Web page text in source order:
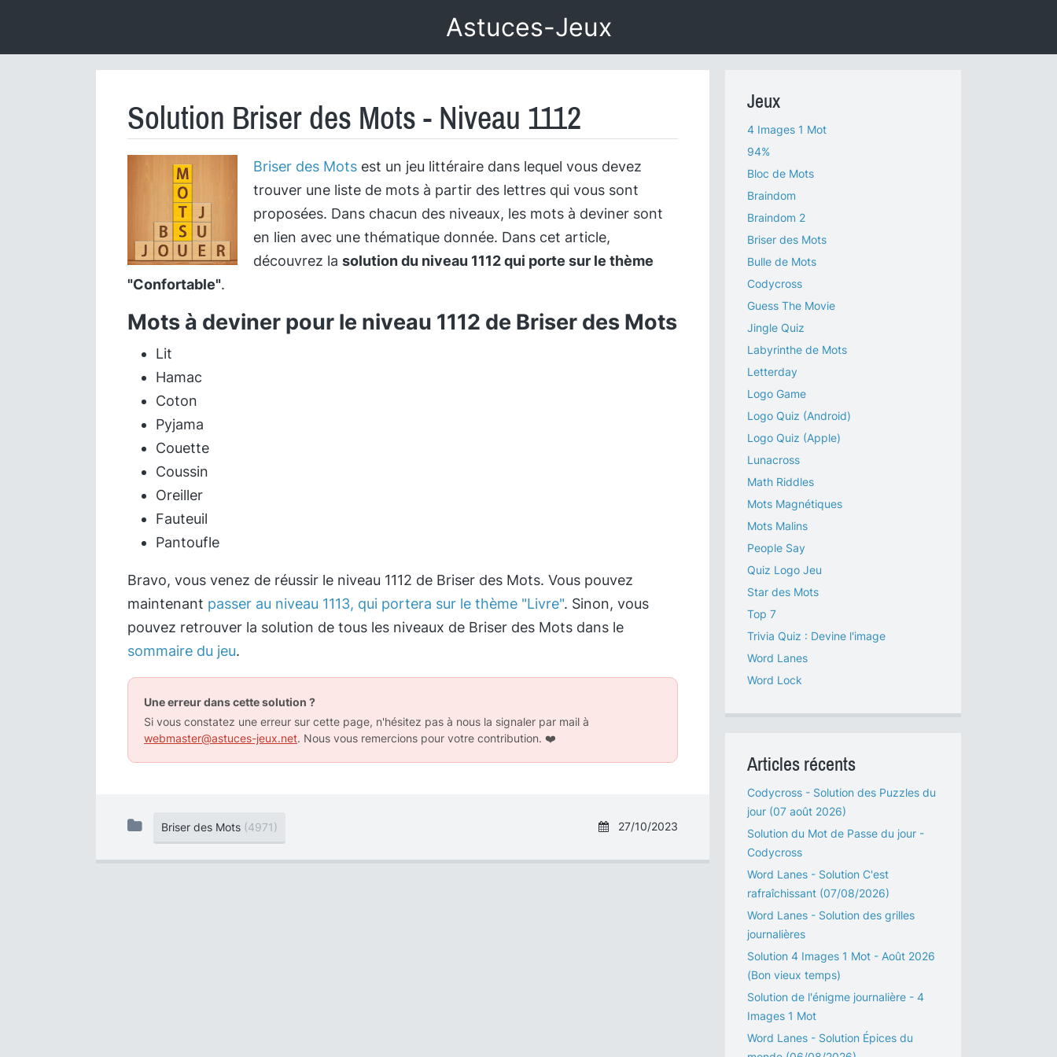
Astuces-Jeux
Solution Briser des Mots - Niveau 1112
Briser des Mots est un jeu littéraire dans lequel vous devez
trouver une liste de mots à partir des lettres qui vous sont
proposées. Dans chacun des niveaux, les mots à deviner sont
en lien avec une thématique donnée. Dans cet article,
découvrez la solution du niveau 1112 qui porte sur le thème
"Confortable".
Mots à deviner pour le niveau 1112 de Briser des Mots
Lit
Hamac
Coton
Pyjama
Couette
Coussin
Oreiller
Fauteuil
Pantoufle
Bravo, vous venez de réussir le niveau 1112 de Briser des Mots. Vous pouvez
maintenant passer au niveau 1113, qui portera sur le thème "Livre". Sinon, vous
pouvez retrouver la solution de tous les niveaux de Briser des Mots dans le
sommaire du jeu.
Une erreur dans cette solution ?
Si vous constatez une erreur sur cette page, n'hésitez pas à nous la signaler par mail à
webmaster@astuces-jeux.net. Nous vous remercions pour votre contribution. ❤️
27/10/2023
Briser des Mots (4971)
Jeux
4 Images 1 Mot
94%
Bloc de Mots
Braindom
Braindom 2
Briser des Mots
Bulle de Mots
Codycross
Guess The Movie
Jingle Quiz
Labyrinthe de Mots
Letterday
Logo Game
Logo Quiz (Android)
Logo Quiz (Apple)
Lunacross
Math Riddles
Mots Magnétiques
Mots Malins
People Say
Quiz Logo Jeu
Star des Mots
Top 7
Trivia Quiz : Devine l'image
Word Lanes
Word Lock
Articles récents
Codycross - Solution des Puzzles du
jour (07 août 2026)
Solution du Mot de Passe du jour -
Codycross
Word Lanes - Solution C'est
rafraîchissant (07/08/2026)
Word Lanes - Solution des grilles
journalières
Solution 4 Images 1 Mot - Août 2026
(Bon vieux temps)
Solution de l'énigme journalière - 4
Images 1 Mot
Word Lanes - Solution Épices du